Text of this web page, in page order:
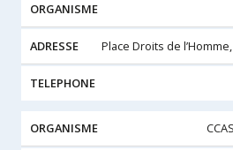
Place Droits de l’Homme,